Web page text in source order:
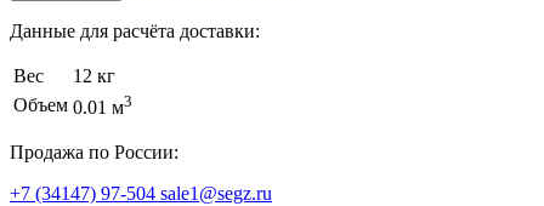
Данные для расчёта доставки:
Вес
12 кг
Объем 0.01 м3
Продажа по России:
+7 (34147) 97-504 sale1@segz.ru